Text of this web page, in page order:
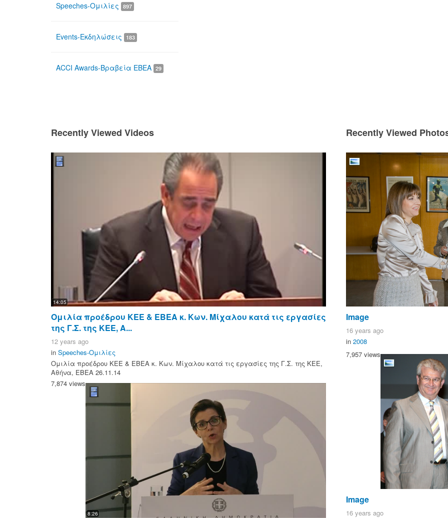
Speeches-Ομιλίες 897
Events-Εκδηλώσεις 183
ACCI Awards-Βραβεία ΕΒΕΑ 29
Recently Viewed Videos
14:05
Ομιλία προέδρου ΚΕΕ & ΕΒΕΑ κ. Κων. Μίχαλου κατά τις εργασίες
της Γ.Σ. της ΚΕΕ, Α...
12 years ago
in Speeches-Ομιλίες
Ομιλία προέδρου ΚΕΕ & ΕΒΕΑ κ. Κων. Μίχαλου κατά τις εργασίες της Γ.Σ. της ΚΕΕ,
Αθήνα, ΕΒΕΑ 26.11.14
7,874 views
8:26
Recently Viewed
Image
16 years ago
in 2008
7,957 views
Image
16 years ago